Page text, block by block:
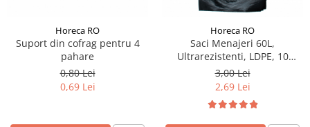
Horeca RO
Suport din cofrag pentru 4
pahare
0,80 Lei
0,69 Lei
Horeca RO
Saci Menajeri 60L,
Ultrarezistenti, LDPE, 10
buc/rola
3,00 Lei
2,69 Lei